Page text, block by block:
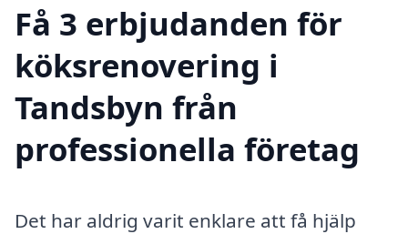
Få 3 erbjudanden för
köksrenovering i
Tandsbyn från
professionella företag
Det har aldrig varit enklare att få hjälp